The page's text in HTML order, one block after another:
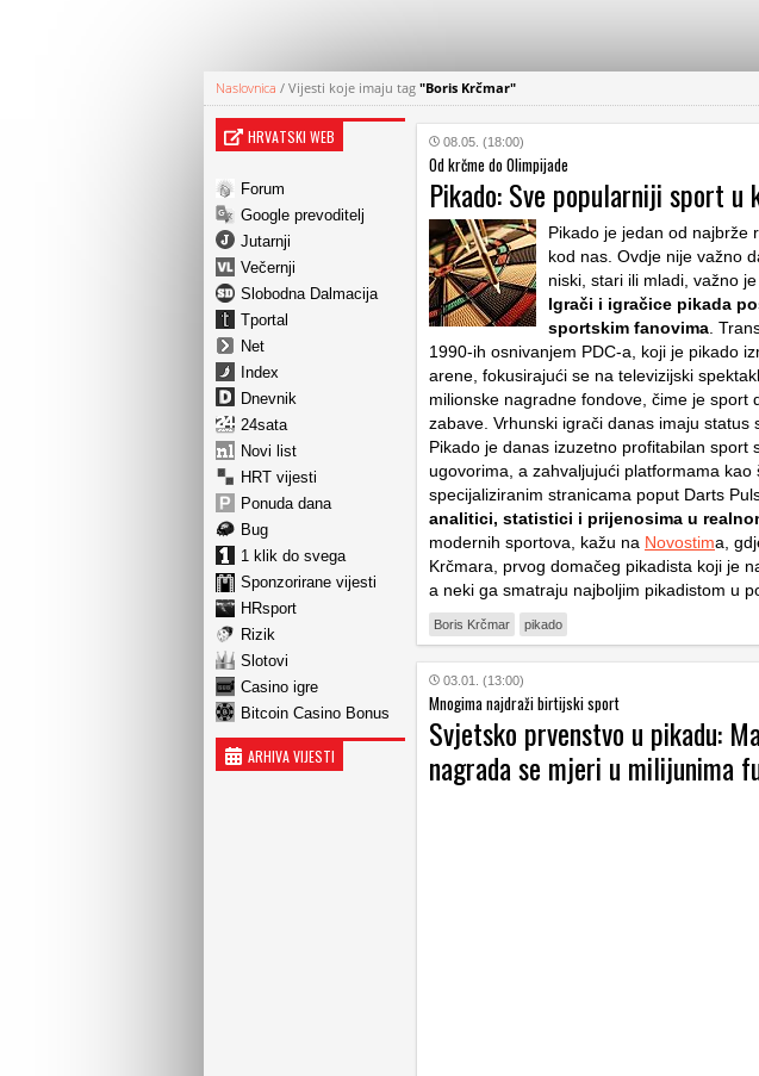
Naslovnica / Vijesti koje imaju tag "Boris Krčmar"
HRVATSKI WEB
Forum
Google prevoditelj
Jutarnji
Večernji
Slobodna Dalmacija
Tportal
Net
Index
Dnevnik
24sata
Novi list
HRT vijesti
Ponuda dana
Bug
1 klik do svega
Sponzorirane vijesti
HRsport
Rizik
Slotovi
Casino igre
Bitcoin Casino Bonus
ARHIVA VIJESTI
08.05. (18:00)
Od krčme do Olimpijade
Pikado: Sve popularniji sport u
Pikado je jedan od najbrže
kod nas. Ovdje nije važno
niski, stari ili mladi, važno
Igrači i igračice pikada
sportskim fanovima .
1990-ih osnivanjem PDC-a, koji je pikado
arene, fokusirajući se na televizijski
milionske nagradne fondove, čime je sport
zabave. Vrhunski igrači danas imaju status
Pikado je danas izuzetno profitabilan sport
ugovorima, a zahvaljujući platformama kao
specijaliziranim stranicama poput Darts
analitici, statistici i prijenosima u
modernih sportova, kažu na Novostima,
Krčmara, prvog domačeg pikadista koji je
a neki ga smatraju najboljim pikadistom u
Boris Krčmar pikado
03.01. (13:00)
Mnogima najdraži birtijski sport
Svjetsko prvenstvo u pikadu:
nagrada se mjeri u milijunima